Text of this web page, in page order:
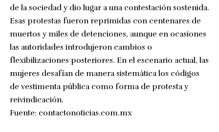
de la sociedad y dio lugar a una contestación sostenida.
Esas protestas fueron reprimidas con centenares de
muertos y miles de detenciones, aunque en ocasiones
las autoridades introdujeron cambios o
flexibilizaciones posteriores. En el escenario actual, las
mujeres desafían de manera sistemática los códigos
de vestimenta pública como forma de protesta y
reivindicación.
Fuente: contactonoticias.com.mx